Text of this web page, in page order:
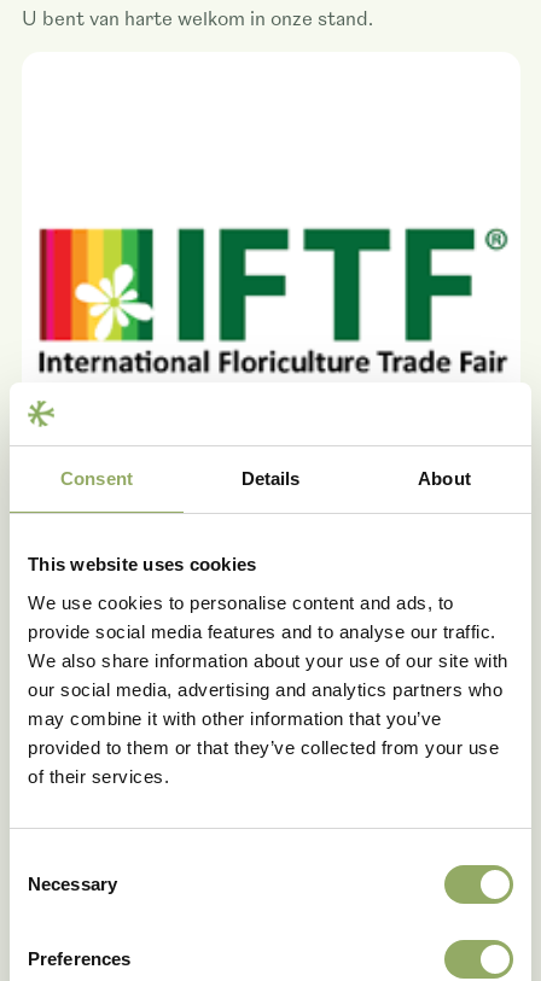
Consent Details About
This website uses cookies
We use cookies to personalise content and ads, to
provide social media features and to analyse our traffic.
We also share information about your use of our site with
our social media, advertising and analytics partners who
may combine it with other information that you’ve
provided to them or that they’ve collected from your use
of their services.
Selection
Necessary
Preferences
U bent van harte welkom in onze stand.
Delen